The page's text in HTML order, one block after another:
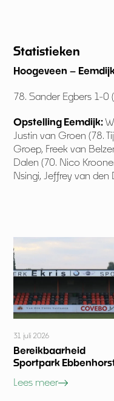
Statistieken
Hoogeveen –
78. Sander Egbers 1-0
Opstelling Eemdijk:
Justin van Groen (78.
Groep, Freek van
Dalen (70. Nico
Nsingi, Jeffrey van den
31 juli 2026
Bereikbaarheid
Sportpark
Lees meer